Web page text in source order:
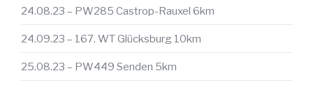
24.08.23 – PW285 Castrop-Rauxel 6km
24.09.23 – 167. WT Glücksburg 10km
25.08.23 – PW449 Senden 5km